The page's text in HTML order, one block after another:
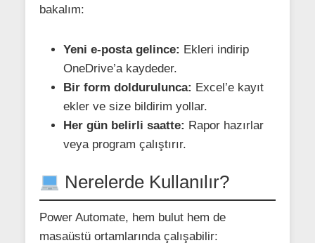
bakalım:
Yeni e-posta gelince: Ekleri indirip
OneDrive’a kaydeder.
Bir form doldurulunca: Excel’e kayıt
ekler ve size bildirim yollar.
Her gün belirli saatte: Rapor hazırlar
veya program çalıştırır.
Nerelerde Kullanılır?
Power Automate, hem bulut hem de
masaüstü ortamlarında çalışabilir: